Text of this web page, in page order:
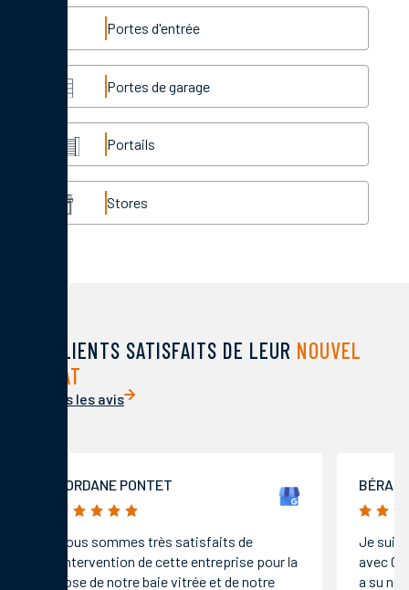
Portes d'entrée
Portes de garage
Portails
Stores
DES CLIENTS SATISFAITS DE LEUR NOUVEL
HABITAT
Voir tous les avis
JORDANE PONTET
5/5
Nous sommes très satisfaits de
l’intervention de cette entreprise pour la
pose de notre baie vitrée et de notre
5/5
Je suis
avec
a su